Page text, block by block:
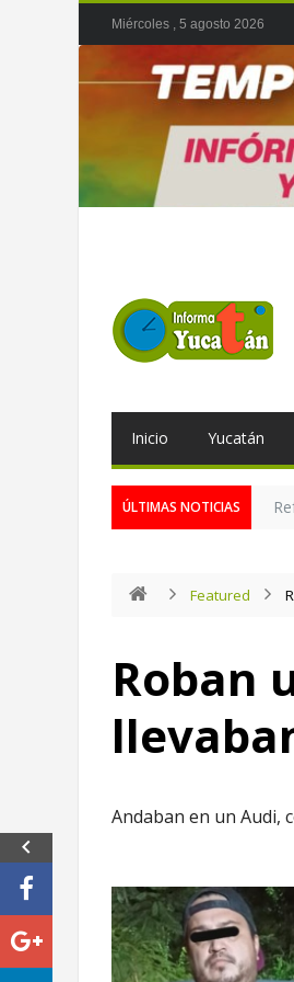
Miércoles , 5 agosto 2026
Inicio Yucatán
ÚLTIMAS NOTICIAS
Featured
Roban
Andaban en un Audi,